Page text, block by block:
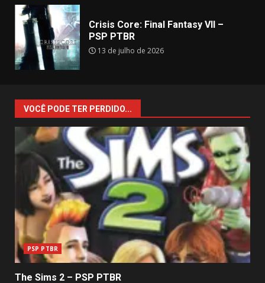
Crisis Core: Final Fantasy VII –
PSP PTBR
13 de julho de 2026
VOCÊ PODE TER PERDIDO...
PSP PTBR
The Sims 2 – PSP PTBR